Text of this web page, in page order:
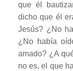
que él
dicho que él
Jesús? ¿No
¿No había
amado? ¿A
no es, el que